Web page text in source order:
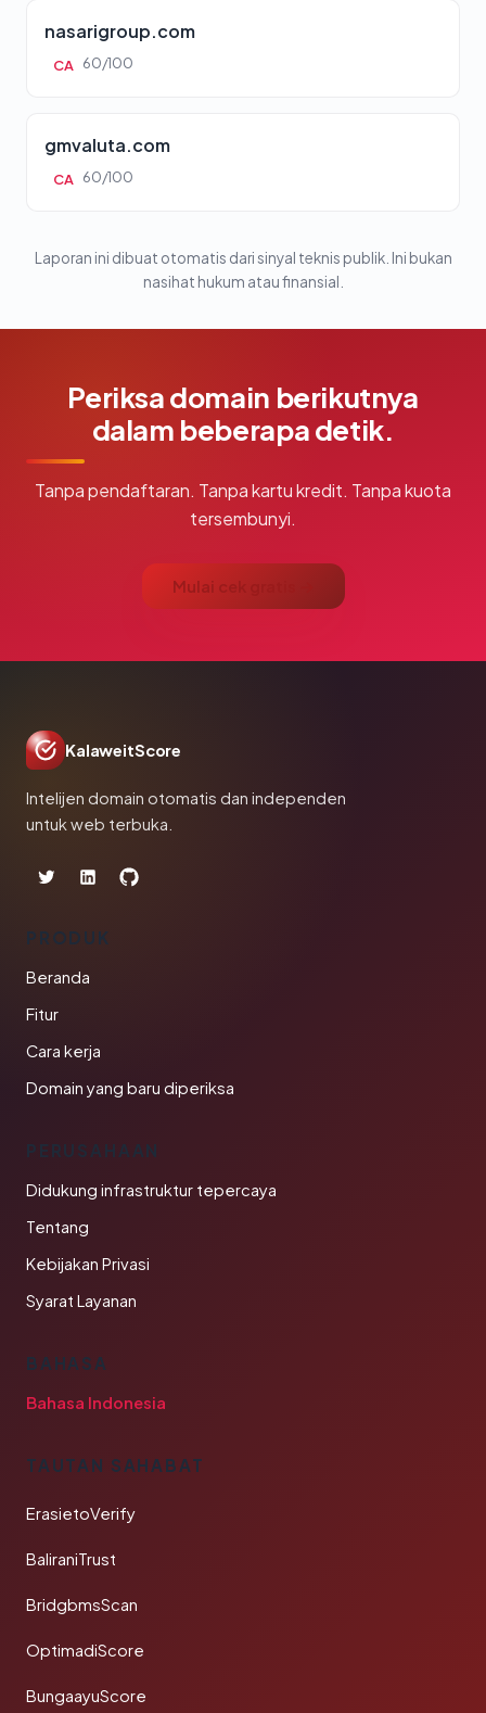
nasarigroup.com
CA 60/100
gmvaluta.com
CA 60/100
Laporan ini dibuat otomatis dari sinyal teknis publik. Ini bukan
nasihat hukum atau finansial.
Periksa domain berikutnya
dalam beberapa detik.
Tanpa pendaftaran. Tanpa kartu kredit. Tanpa kuota
tersembunyi.
Mulai cek gratis →
KalaweitScore
Intelijen domain otomatis dan independen
untuk web terbuka.
PRODUK
Beranda
Fitur
Cara kerja
Domain yang baru diperiksa
PERUSAHAAN
Didukung infrastruktur tepercaya
Tentang
Kebijakan Privasi
Syarat Layanan
BAHASA
Bahasa Indonesia
TAUTAN SAHABAT
ErasietoVerify
BaliraniTrust
BridgbmsScan
OptimadiScore
BungaayuScore